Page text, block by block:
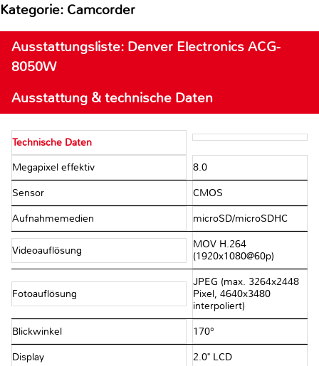
Kategorie: Camcorder
Ausstattungsliste: Denver Electronics ACG-
8050W
Ausstattung & technische Daten
Technische Daten
Megapixel effektiv 8.0
Sensor CMOS
Aufnahmemedien microSD/​microSDHC
Videoauflösung
MOV H.264
(1920x1080@60p)
Fotoauflösung
JPEG (max. 3264x2448
Pixel, 4640x3480
interpoliert)
Blickwinkel 170°
Display 2.0" LCD